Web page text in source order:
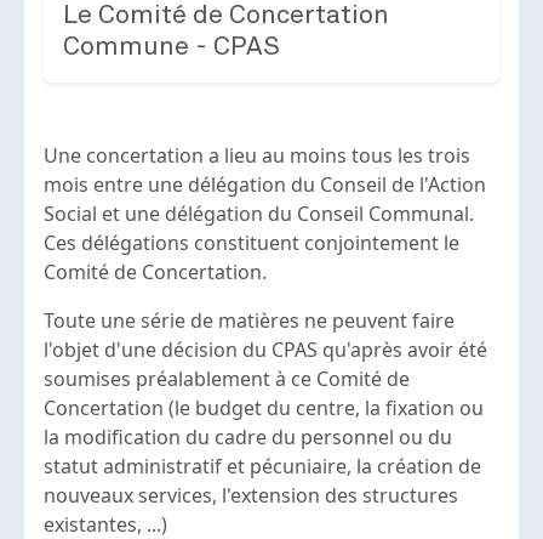
Le Comité de Concertation
Commune - CPAS
Une concertation a lieu au moins tous les trois
mois entre une délégation du Conseil de l'Action
Social et une délégation du Conseil Communal.
Ces délégations constituent conjointement le
Comité de Concertation.
Toute une série de matières ne peuvent faire
l'objet d'une décision du CPAS qu'après avoir été
soumises préalablement à ce Comité de
Concertation (le budget du centre, la fixation ou
la modification du cadre du personnel ou du
statut administratif et pécuniaire, la création de
nouveaux services, l'extension des structures
existantes, ...)